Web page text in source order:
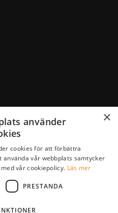
×
använder
cookies för att förbättra
vår webbplats samtycker
vår cookiepolicy. Läs mer
PRESTANDA